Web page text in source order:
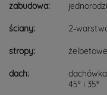
zabudowa:
ściany: 2-
stropy:
dach:
45° i 35°